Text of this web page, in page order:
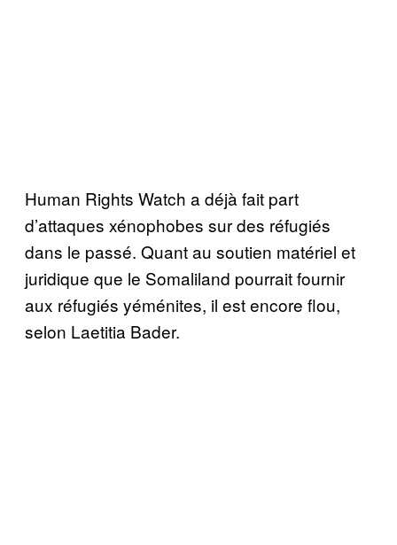
Human Rights Watch a déjà fait part
d’attaques xénophobes sur des réfugiés
dans le passé. Quant au soutien matériel et
juridique que le Somaliland pourrait fournir
aux réfugiés yéménites, il est encore flou,
selon Laetitia Bader.